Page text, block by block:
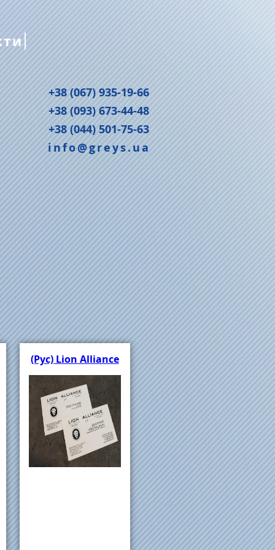
+38 (067) 935-19-66
+38 (093) 673-44-48
+38 (044) 501-75-63
info@greys.ua
(Рус) Lion Alliance